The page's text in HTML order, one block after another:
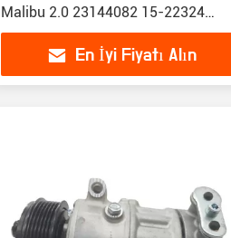
Malibu 2.0 23144082 15-22324
22861238
En İyi Fiyatı Alın